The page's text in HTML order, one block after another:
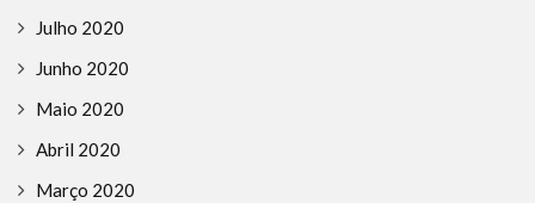
Julho 2020
Junho 2020
Maio 2020
Abril 2020
Março 2020